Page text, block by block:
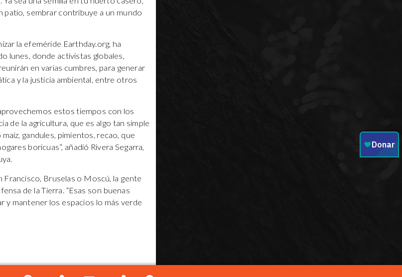
patio, sembrar contribuye a un mundo
la efeméride Earthday.org, ha
lunes, donde activistas globales,
en varias cumbres, para generar
y la justicia ambiental, entre otros
estos tiempos con los
de la agricultura, que es algo tan simple
gandules, pimientos, recao, que
boricuas”, añadió Rivera Segarra,
Francisco, Bruselas o Moscú, la gente
de la Tierra. “Esas son buenas
y mantener los espacios lo más verde